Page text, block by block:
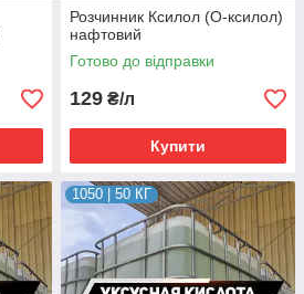
Розчинник Ксилол (О-ксилол)
нафтовий
Готово до відправки
129 ₴/л
Купити
1050 | 50 КГ